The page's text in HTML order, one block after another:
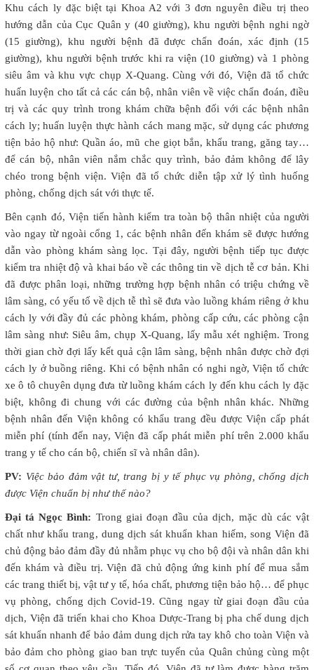
Khu cách ly đặc biệt tại Khoa A2 với 3 đơn nguyên điều trị theo
hướng dẫn của Cục Quân y (40 giường), khu người bệnh nghi ngờ
(15 giường), khu người bệnh đã được chẩn đoán, xác định (15
giường), khu người bệnh trước khi ra viện (10 giường) và 1 phòng
siêu âm và khu vực chụp X-Quang. Cùng với đó, Viện đã tổ chức
huấn luyện cho tất cả các cán bộ, nhân viên về việc chẩn đoán, điều
trị và các quy trình trong khám chữa bệnh đối với các bệnh nhân
cách ly; huấn luyện thực hành cách mang mặc, sử dụng các phương
tiện bảo hộ như: Quần áo, mũ che giọt bắn, khẩu trang, găng tay…
để cán bộ, nhân viên nắm chắc quy trình, bảo đảm không để lây
chéo trong bệnh viện. Viện đã tổ chức diễn tập xử lý tình huống
phòng, chống dịch sát với thực tế.
Bên cạnh đó, Viện tiến hành kiểm tra toàn bộ thân nhiệt của người
vào ngay từ ngoài cổng 1, các bệnh nhân đến khám sẽ được hướng
dẫn vào phòng khám sàng lọc. Tại đây, người bệnh tiếp tục được
kiểm tra nhiệt độ và khai báo về các thông tin về dịch tễ cơ bản. Khi
đã được phân loại, những trường hợp bệnh nhân có triệu chứng về
lâm sàng, có yếu tố về dịch tễ thì sẽ đưa vào luồng khám riêng ở khu
cách ly với đầy đủ các phòng khám, phòng cấp cứu, các phòng cận
lâm sàng như: Siêu âm, chụp X-Quang, lấy mẫu xét nghiệm. Trong
thời gian chờ đợi lấy kết quả cận lâm sàng, bệnh nhân được chờ đợi
cách ly ở buồng riêng. Khi có bệnh nhân có nghi ngờ, Viện tổ chức
xe ô tô chuyên dụng đưa từ luồng khám cách ly đến khu cách ly đặc
biệt, không đi chung với các đường của bệnh nhân khác. Những
bệnh nhân đến Viện không có khẩu trang đều được Viện cấp phát
miễn phí (tính đến nay, Viện đã cấp phát miễn phí trên 2.000 khẩu
trang y tế cho cán bộ, chiến sĩ và nhân dân).
PV: Việc bảo đảm vật tư, trang bị y tế phục vụ phòng, chống dịch
được Viện chuẩn bị như thế nào?
Đại tá Ngọc Bình: Trong giai đoạn đầu của dịch, mặc dù các vật
chất như khẩu trang, dung dịch sát khuẩn khan hiếm, song Viện đã
chủ động bảo đảm đầy đủ nhằm phục vụ cho bộ đội và nhân dân khi
đến khám và điều trị. Viện đã chủ động ứng kinh phí để mua sắm
các trang thiết bị, vật tư y tế, hóa chất, phương tiện bảo hộ… để phục
vụ phòng, chống dịch Covid-19. Cũng ngay từ giai đoạn đầu của
dịch, Viện đã triển khai cho Khoa Dược-Trang bị pha chế dung dịch
sát khuẩn nhanh để bảo đảm dung dịch rửa tay khô cho toàn Viện và
bảo đảm cho phòng giao ban trực tuyến của Quân chủng cùng một